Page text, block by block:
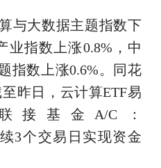
与大数据主题指数下
业指数上涨0.8%，中
指数上涨0.6%。同花
昨日，云计算ETF易
接基金A/C：
续3个交易日实现资金